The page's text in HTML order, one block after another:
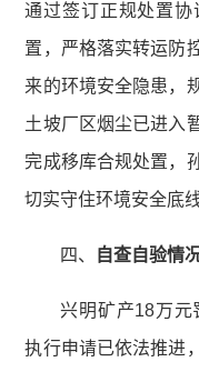
通过签订正规处置
置，严格落实转运防
来的环境安全隐患，
土坡厂区烟尘已进入
完成移库合规处置，
切实守住环境安全底
四、 自查自验情
兴明矿产18万元
执行申请已依法推进